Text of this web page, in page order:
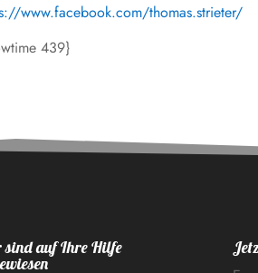
www.facebook.com/thomas.strieter/
439}
auf Ihre Hilfe